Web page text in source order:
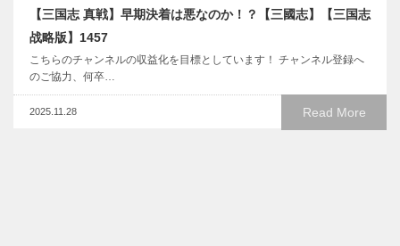
【三国志 真戦】早期決着は悪なのか！？【三國志】【三国志
战略版】1457
こちらのチャンネルの収益化を目標としています！ チャンネル登録へ
のご協力、何卒…
Read More
2025.11.28